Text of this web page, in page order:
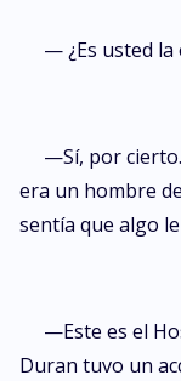
— ¿Es usted la
—Sí, por
era un hombre
sentía que algo
—Este es el
Duran tuvo un